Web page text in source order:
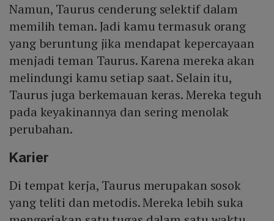
Namun, Taurus cenderung selektif dalam
memilih teman. Jadi kamu termasuk orang
yang beruntung jika mendapat kepercayaan
menjadi teman Taurus. Karena mereka akan
melindungi kamu setiap saat. Selain itu,
Taurus juga berkemauan keras. Mereka teguh
pada keyakinannya dan sering menolak
perubahan.
Karier
Di tempat kerja, Taurus merupakan sosok
yang teliti dan metodis. Mereka lebih suka